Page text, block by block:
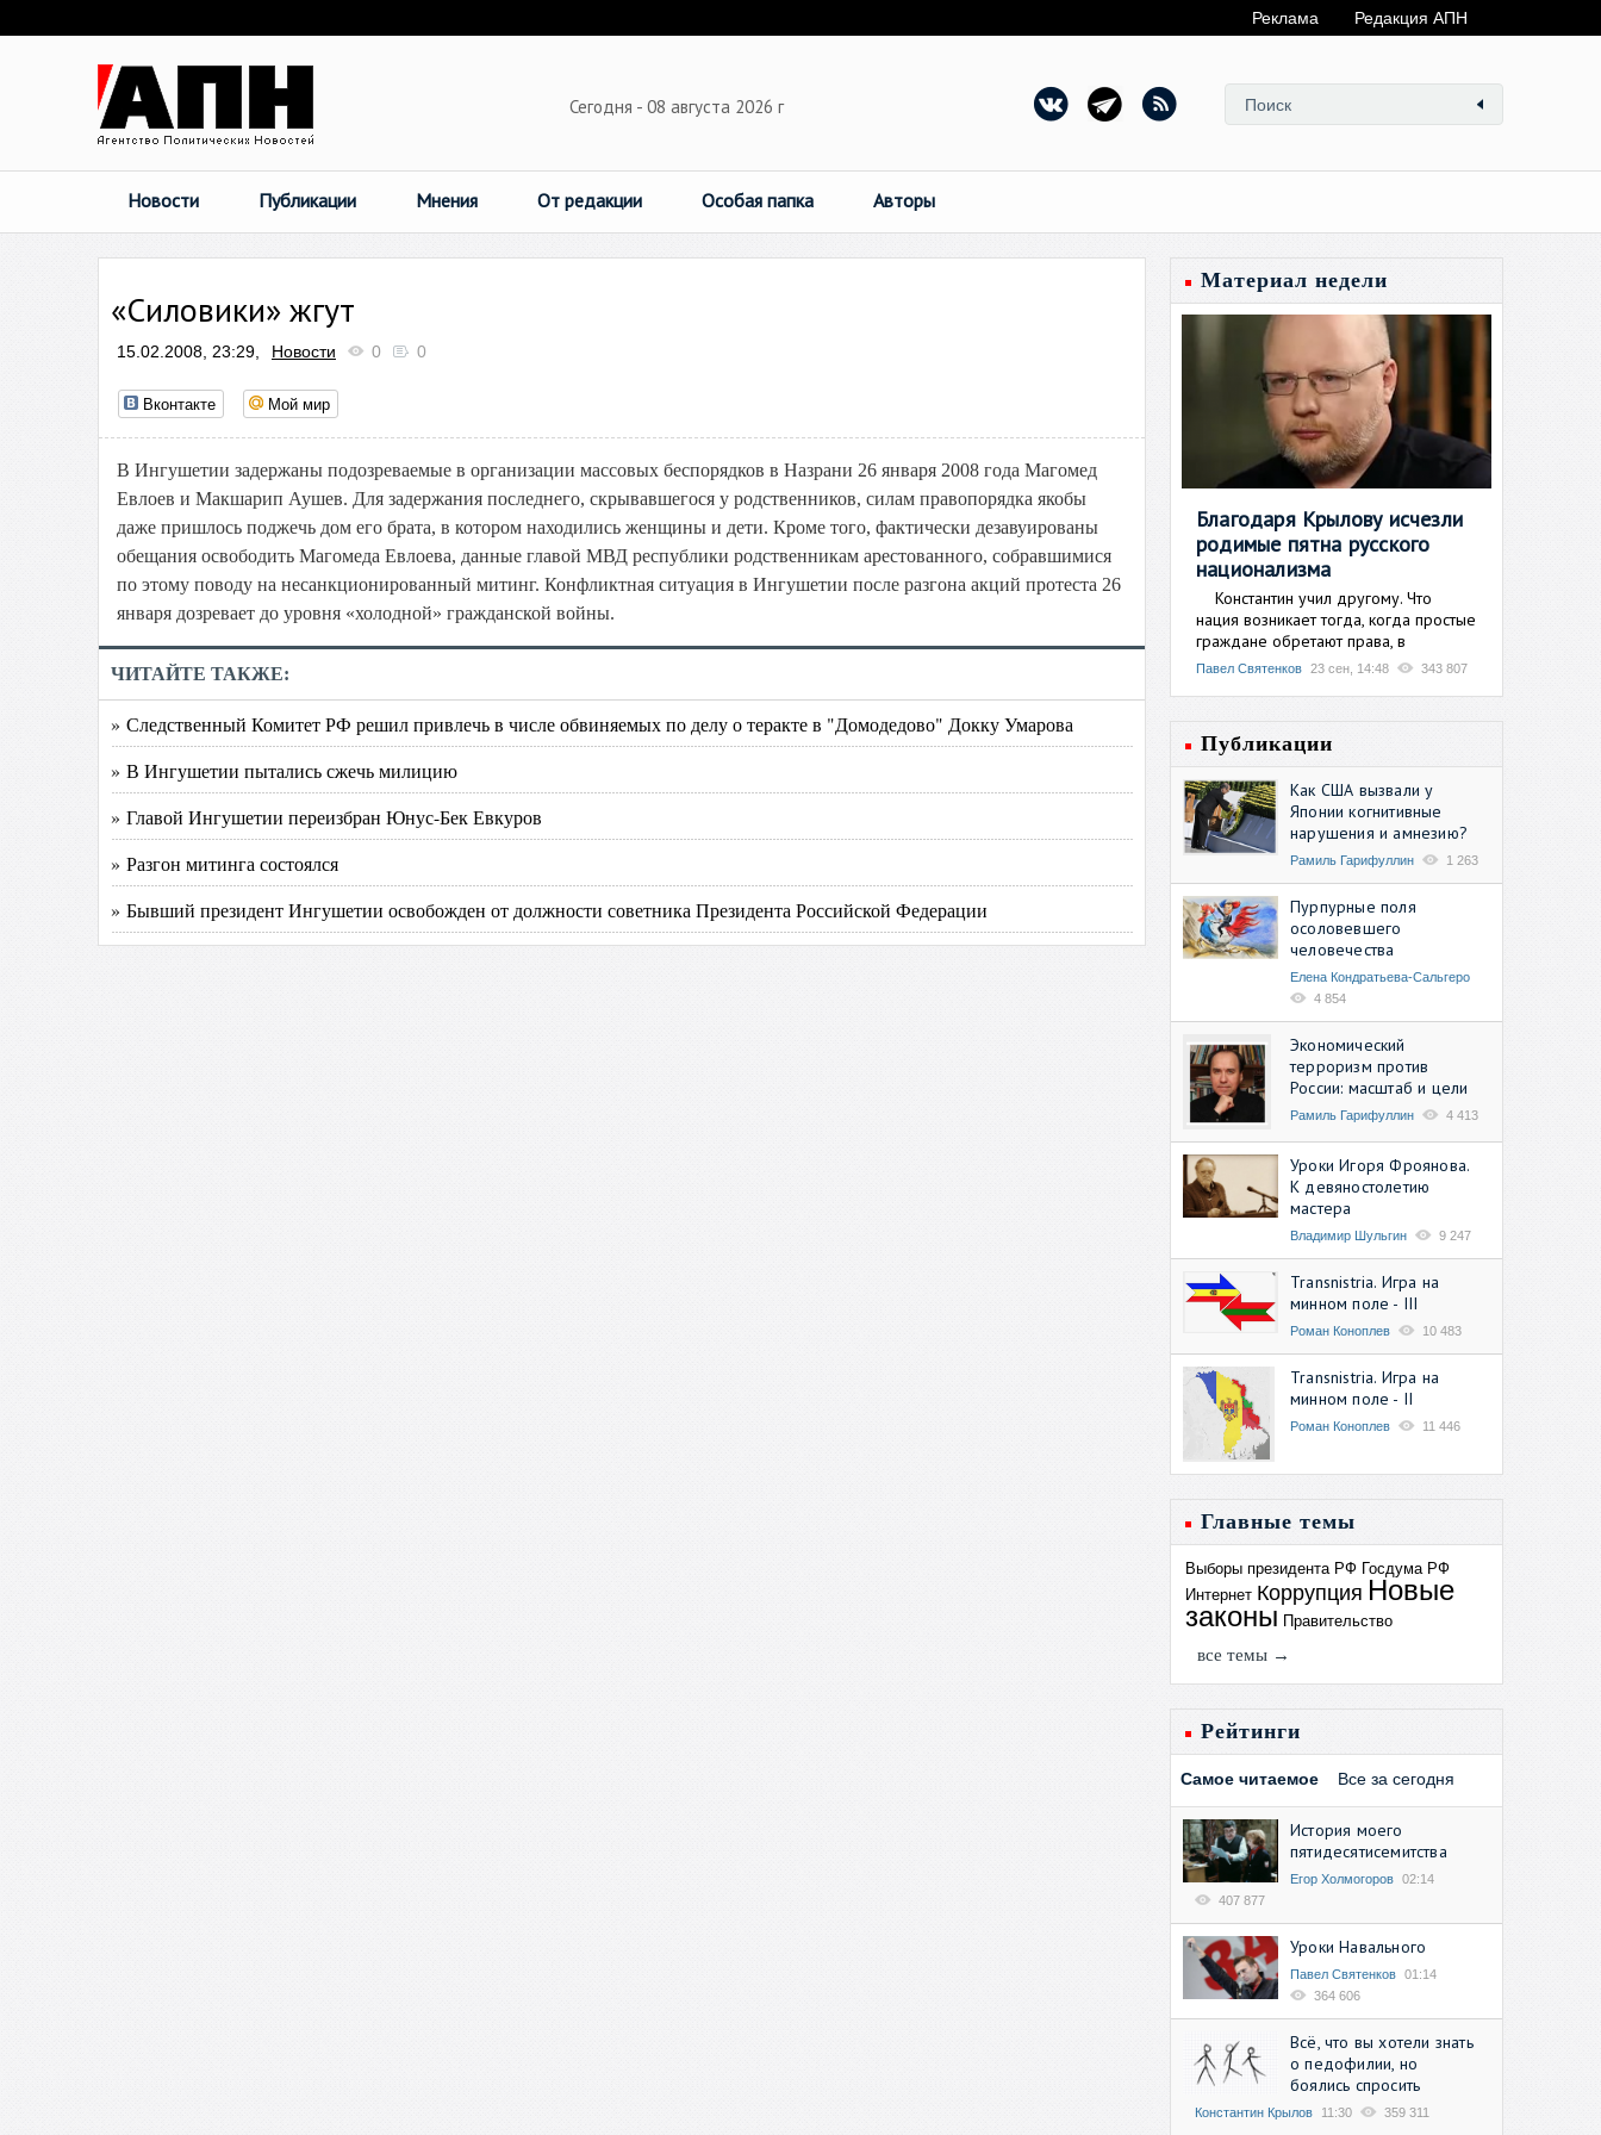
Реклама Редакция АПН
Сегодня - 08 августа 2026 г
Новости Публикации Мнения От редакции Особая папка Авторы
«Силовики» жгут
15.02.2008, 23:29, Новости 0 0
Вконтакте Мой мир
В Ингушетии задержаны подозреваемые в организации массовых беспорядков в Назрани 26 января 2008 года Магомед
Евлоев и Макшарип Аушев. Для задержания последнего, скрывавшегося у родственников, силам правопорядка якобы
даже пришлось поджечь дом его брата, в котором находились женщины и дети. Кроме того, фактически дезавуированы
обещания освободить Магомеда Евлоева, данные главой МВД республики родственникам арестованного, собравшимися
по этому поводу на несанкционированный митинг. Конфликтная ситуация в Ингушетии после разгона акций протеста 26
января дозревает до уровня «холодной» гражданской войны.
ЧИТАЙТЕ ТАКЖЕ:
» Следственный Комитет РФ решил привлечь в числе обвиняемых по делу о теракте в "Домодедово" Докку Умарова
» В Ингушетии пытались сжечь милицию
» Главой Ингушетии переизбран Юнус-Бек Евкуров
» Разгон митинга состоялся
» Бывший президент Ингушетии освобожден от должности советника Президента Российской Федерации
Материал недели
Благодаря Крылову исчезли
родимые пятна русского
национализма
Константин учил другому. Что
нация возникает тогда, когда простые
граждане обретают права, в
Павел Святенков 23 сен, 14:48 343 807
Публикации
Как США вызвали у
Японии когнитивные
нарушения и амнезию?
Рамиль Гарифуллин 1 263
Пурпурные поля
осоловевшего
человечества
Елена Кондратьева-Сальгеро
4 854
Экономический
терроризм против
России: масштаб и цели
Рамиль Гарифуллин 4 413
Уроки Игоря Фроянова.
К девяностолетию
мастера
Владимир Шульгин 9 247
Transnistria. Игра на
минном поле - III
Роман Коноплев 10 483
Transnistria. Игра на
минном поле - II
Роман Коноплев 11 446
Главные темы
Выборы президента РФ Госдума РФ
Интернет Коррупция Новые
законы Правительство
все темы →
Рейтинги
Самое читаемое Все за сегодня
История моего
пятидесятисемитства
Егор Холмогоров 02:14
407 877
Уроки Навального
Павел Святенков 01:14
364 606
Всё, что вы хотели знать
о педофилии, но
боялись спросить
Константин Крылов 11:30 359 311